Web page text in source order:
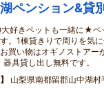
ペンション&
好きペットも一緒に★ペ
。1棟貸きりで周りを気
買い物はオギノストアー
器具貸し出し無料です。
山梨県南都留郡山中湖村